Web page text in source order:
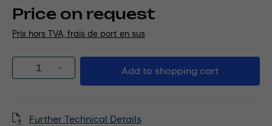
Price on request
Prix hors TVA, frais de port en sus
Product Quantity: Enter the desired
Add to shopping cart
Further Technical Details